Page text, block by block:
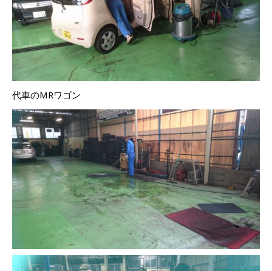
代車のMRワゴン